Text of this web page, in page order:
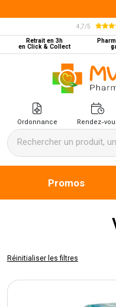
4,7/5
Retrait en 3h
en Click & Collect
Ordonnance Rendez-
Promos
Réinitialiser les filtres